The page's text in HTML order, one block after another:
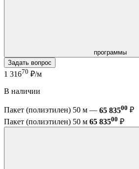
программы
Задать вопрос
1 31670 ₽/м
В наличии
Пакет (полиэтилен) 50 м — 65 83500 ₽
Пакет (полиэтилен) 50 м 65 83500 ₽